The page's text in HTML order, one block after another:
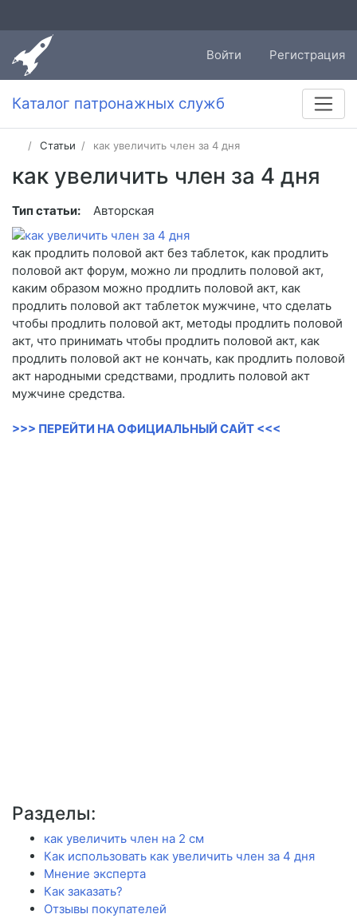
Войти Регистрация
Каталог патронажных служб
Статьи как увеличить член за 4 дня
как увеличить член за 4 дня
Тип статьи: Авторская
как продлить половой акт без таблеток, как продлить
половой акт форум, можно ли продлить половой акт,
каким образом можно продлить половой акт, как
продлить половой акт таблеток мужчине, что сделать
чтобы продлить половой акт, методы продлить половой
акт, что принимать чтобы продлить половой акт, как
продлить половой акт не кончать, как продлить половой
акт народными средствами, продлить половой акт
мужчине средства.
>>> ПЕРЕЙТИ НА ОФИЦИАЛЬНЫЙ САЙТ <<<
Разделы:
как увеличить член на 2 см
Как использовать как увеличить член за 4 дня
Мнение эксперта
Как заказать?
Отзывы покупателей